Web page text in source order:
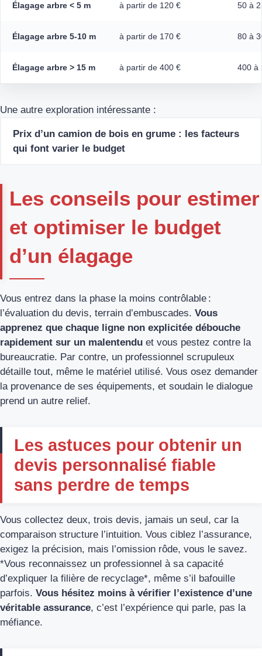
Élagage arbre < 5 m à partir de 120 € 50 à
Élagage arbre 5-10 m à partir de 170 € 80 à
Élagage arbre > 15 m à partir de 400 € 400 à
Une autre exploration intéressante :
Prix d’un camion de bois en grume : les facteurs
qui font varier le budget
Les conseils pour estimer
et optimiser le budget
d’un élagage
Vous entrez dans la phase la moins contrôlable :
l’évaluation du devis, terrain d’embuscades. Vous
apprenez que chaque ligne non explicitée débouche
rapidement sur un malentendu et vous pestez contre la
bureaucratie. Par contre, un professionnel scrupuleux
détaille tout, même le matériel utilisé. Vous osez demander
la provenance de ses équipements, et soudain le dialogue
prend un autre relief.
Les astuces pour obtenir un
devis personnalisé fiable
sans perdre de temps
Vous collectez deux, trois devis, jamais un seul, car la
comparaison structure l’intuition. Vous ciblez l’assurance,
exigez la précision, mais l’omission rôde, vous le savez.
*Vous reconnaissez un professionnel à sa capacité
d’expliquer la filière de recyclage*, même s’il bafouille
parfois. Vous hésitez moins à vérifier l’existence d’une
véritable assurance, c’est l’expérience qui parle, pas la
méfiance.